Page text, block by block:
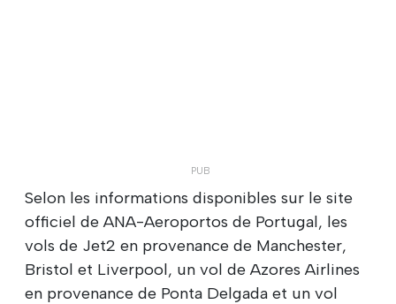
Selon les informations disponibles sur le site
officiel de ANA-Aeroportos de Portugal, les
vols de Jet2 en provenance de Manchester,
Bristol et Liverpool, un vol de Azores Airlines
en provenance de Ponta Delgada et un vol